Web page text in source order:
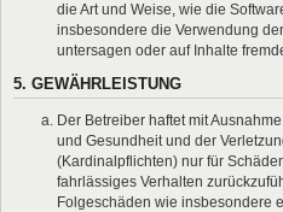
die Art und Weise, wie die
insbesondere die Verwendung
untersagen oder auf Inhalte
5. GEWÄHRLEISTUNG
Der Betreiber haftet mit
und Gesundheit und der
(Kardinalpflichten) nur für
fahrlässiges Verhalten
Folgeschäden wie insbesondere